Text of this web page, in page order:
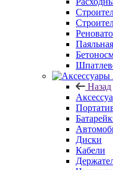
Назад
Диски
Кабели